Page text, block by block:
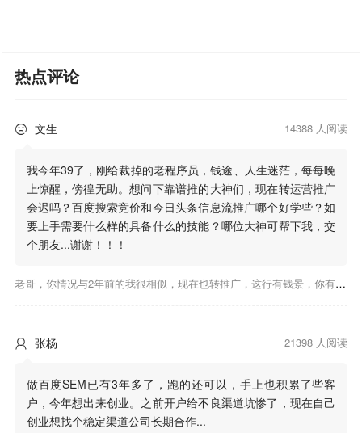
热点评论
 文生 14388 人阅读
我今年39了，刚给裁掉的老程序员，钱途、人生迷茫，每每晚
上惊醒，傍徨无助。想问下靠谱推的大神们，现在转运营推广
会迟吗？百度搜索竞价和今日头条信息流推广哪个好学些？如
要上手需要什么样的具备什么的技能？哪位大神可帮下我，交
个朋友...谢谢！！！
老哥，你情况与2年前的我很相似，现在也转推广，这行有钱景，你有基础上手会比较快，不必担心。至于学竞价还是信息流哪个好，我是信息流广告入手，现在迷上靠谱推关注大神们的营销推广干货。有空你也可多泡下这站，真能学到不少东西；希望可以帮到你！
 张杨 21398 人阅读
做百度SEM已有3年多了，跑的还可以，手上也积累了些客
户，今年想出来创业。之前开户给不良渠道坑惨了，现在自己
创业想找个稳定渠道公司长期合作...